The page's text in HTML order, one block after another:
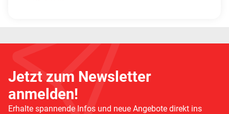
Jetzt zum Newsletter
anmelden!
Erhalte spannende Infos und neue Angebote direkt ins